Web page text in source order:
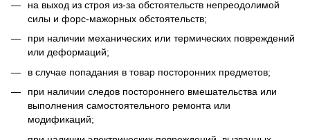
на выход из строя из-за обстоятельств непреодолимой
силы и форс-мажорных обстоятельств;
при наличии механических или термических повреждений
или деформаций;
в случае попадания в товар посторонних предметов;
при наличии следов постороннего вмешательства или
выполнения самостоятельного ремонта или
модификаций;